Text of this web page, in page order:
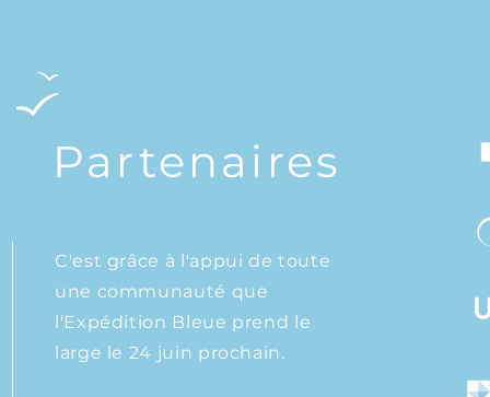
Partenaires
C'est grâce à l'appui de toute
une communauté que
l'Expédition Bleue prend le
large le 24 juin prochain.